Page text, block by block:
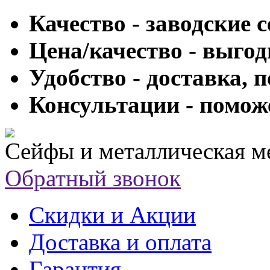
Качество - заводские
Цена/качество -
Удобство - доставка,
Консультации -
Сейфы и металлическая
Обратный звонок
Скидки и Акции
Доставка и оплата